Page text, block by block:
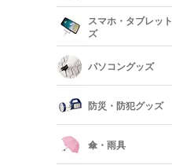
スマホ・タブレッ
ズ
パソコングッズ
防災・防犯グッズ
傘・雨具